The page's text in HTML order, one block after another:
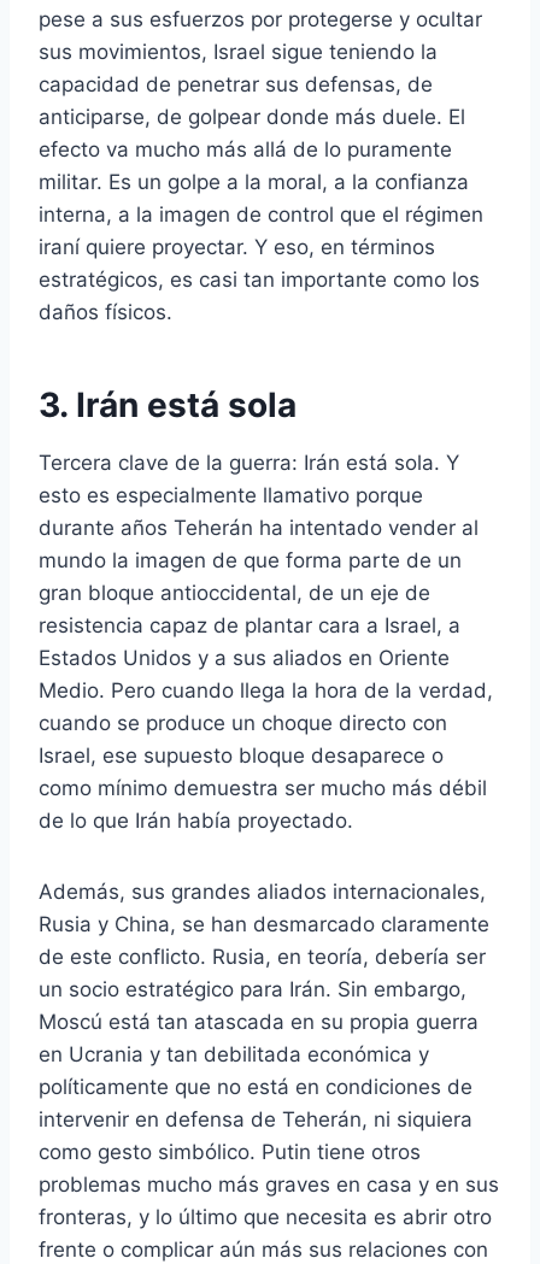
pese a sus esfuerzos por protegerse y ocultar
sus movimientos, Israel sigue teniendo la
capacidad de penetrar sus defensas, de
anticiparse, de golpear donde más duele. El
efecto va mucho más allá de lo puramente
militar. Es un golpe a la moral, a la confianza
interna, a la imagen de control que el régimen
iraní quiere proyectar. Y eso, en términos
estratégicos, es casi tan importante como los
daños físicos.
3. Irán está sola
Tercera clave de la guerra: Irán está sola. Y
esto es especialmente llamativo porque
durante años Teherán ha intentado vender al
mundo la imagen de que forma parte de un
gran bloque antioccidental, de un eje de
resistencia capaz de plantar cara a Israel, a
Estados Unidos y a sus aliados en Oriente
Medio. Pero cuando llega la hora de la verdad,
cuando se produce un choque directo con
Israel, ese supuesto bloque desaparece o
como mínimo demuestra ser mucho más débil
de lo que Irán había proyectado.
Además, sus grandes aliados internacionales,
Rusia y China, se han desmarcado claramente
de este conflicto. Rusia, en teoría, debería ser
un socio estratégico para Irán. Sin embargo,
Moscú está tan atascada en su propia guerra
en Ucrania y tan debilitada económica y
políticamente que no está en condiciones de
intervenir en defensa de Teherán, ni siquiera
como gesto simbólico. Putin tiene otros
problemas mucho más graves en casa y en sus
fronteras, y lo último que necesita es abrir otro
frente o complicar aún más sus relaciones con